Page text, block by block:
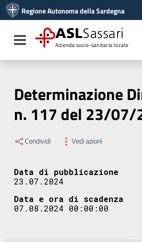
Vai al menu di navigazione
Vai al footer
Regione Autonoma della Sardegna
Toggle navigation
ASLSassari
Azienda socio-sanitaria locale
Determinazione
n. 117 del 23/07/
Condividi Vedi azioni
Data di pubblicazione
23.07.2024
Data e ora di scadenza
07.08.2024 00:00:00